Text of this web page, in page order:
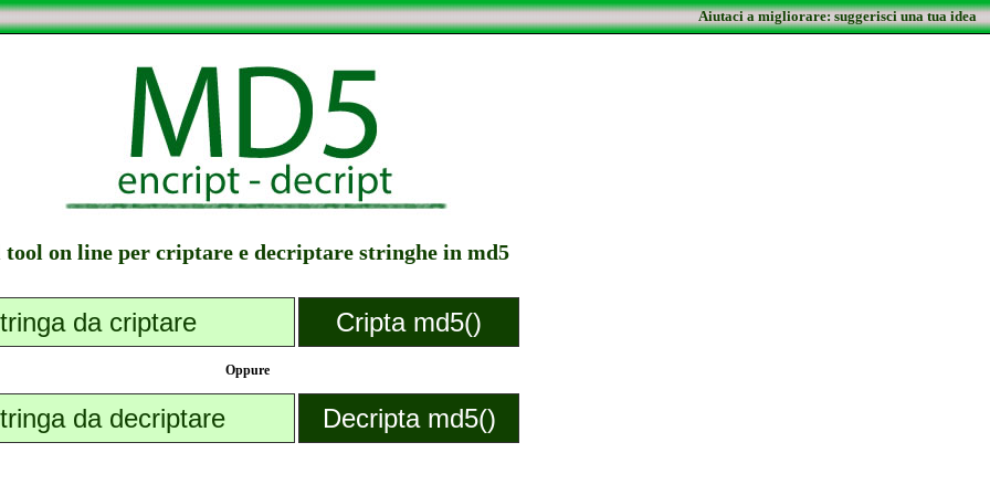
Aiutaci a migliorare: suggerisci una tua idea
on line per criptare e decriptare stringhe in md5
Oppure